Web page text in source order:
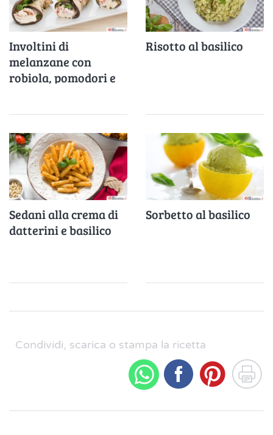
Involtini di
melanzane con
robiola, pomodori e
Risotto al basilico
Sedani alla crema di
datterini e basilico
Sorbetto al basilico
Condividi, scarica o stampa la ricetta